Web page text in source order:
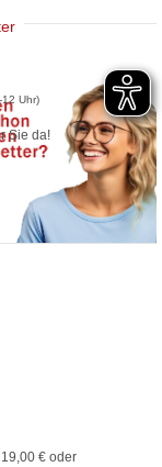
12 Uhr)
Sie da!
€ oder